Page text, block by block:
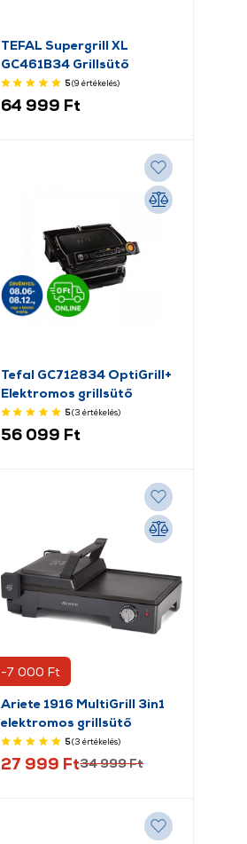
TEFAL Supergrill XL
GC461B34 Grillsütő
5(9 értékelés)
64 999 Ft
Tefal GC712834 OptiGrill+
Elektromos grillsütő
5(3 értékelés)
56 099 Ft
-7 000 Ft
Ariete 1916 MultiGrill 3in1
elektromos grillsütő
5(3 értékelés)
27 999 Ft34 999 Ft